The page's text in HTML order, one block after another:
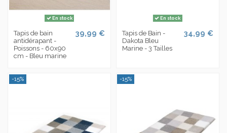
En stock
Tapis de bain
antidérapant -
Poissons - 60x90
cm - Bleu marine
39,99 €
En stock
Tapis de Bain -
Dakota Bleu
Marine - 3 Tailles
34,99 €
-15% -15%